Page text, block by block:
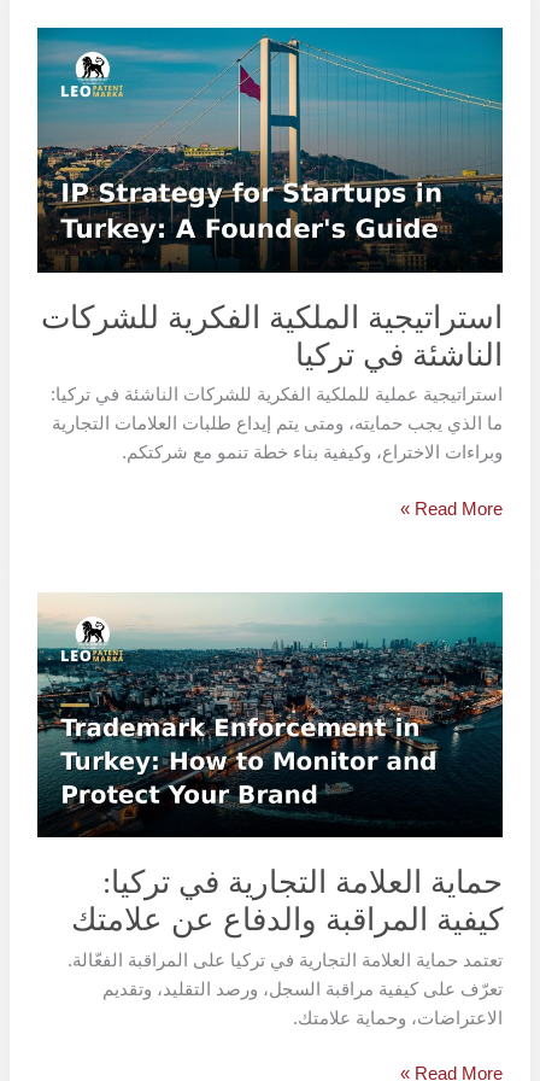
استراتيجية الملكية الفكرية للشركات
الناشئة في تركيا
استراتيجية عملية للملكية الفكرية للشركات الناشئة في تركيا:
ما الذي يجب حمايته، ومتى يتم إيداع طلبات العلامات التجارية
وبراءات الاختراع، وكيفية بناء خطة تنمو مع شركتكم.
الملكية
الفكرية
للشركات
في
تركيا
Read More »
حماية العلامة التجارية في تركيا:
كيفية المراقبة والدفاع عن علامتك
تعتمد حماية العلامة التجارية في تركيا على المراقبة الفعّالة.
تعرّف على كيفية مراقبة السجل، ورصد التقليد، وتقديم
الاعتراضات، وحماية علامتك.
حماية
العلامة
التجارية
في
تركيا:
كيفية
المراقبة
عن
علامتك
Read More »